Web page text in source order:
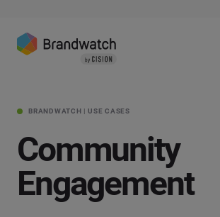
BRANDWATCH | USE CASES
Community
Engagement